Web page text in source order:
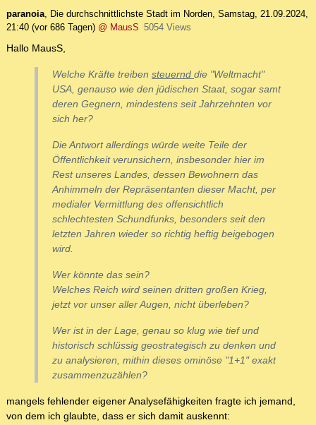
paranoia, Die durchschnittlichste Stadt im Norden, Samstag, 21.09.2024,
21:40 (vor 686 Tagen) @ MausS 5054 Views
Hallo MausS,
Welche Kräfte treiben steuernd die "Weltmacht"
USA, genauso wie den jüdischen Staat, sogar samt
deren Gegnern, mindestens seit Jahrzehnten vor
sich her?
Die Antwort allerdings würde weite Teile der
Öffentlichkeit verunsichern, insbesonder hier im
Rest unseres Landes, dessen Bewohnern das
Anhimmeln der Repräsentanten dieser Macht, per
medialer Vermittlung des offensichtlich
schlechtesten Schundfunks, besonders seit den
letzten Jahren wieder so richtig heftig beigebogen
wird.
Wer könnte das sein?
Welches Reich wird seinen dritten großen Krieg,
jetzt vor unser aller Augen, nicht überleben?
Wer ist in der Lage, genau so klug wie tief und
historisch schlüssig geostrategisch zu denken und
zu analysieren, mithin dieses ominöse "1+1" exakt
zusammenzuzählen?
mangels fehlender eigener Analysefähigkeiten fragte ich jemand,
von dem ich glaubte, dass er sich damit auskennt: